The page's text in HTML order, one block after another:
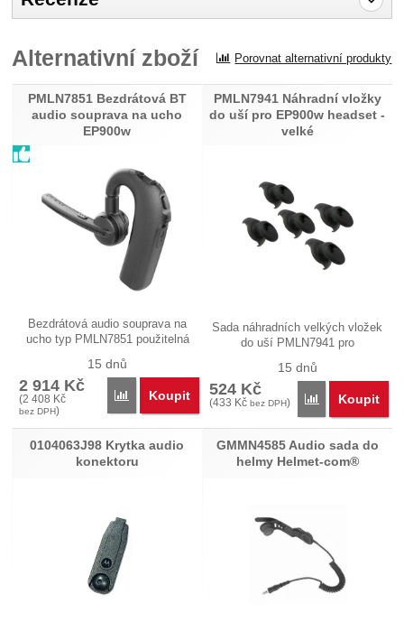
Recenze
Nebyla přidána žádná recenze.
Alternativní zboží Porovnat alternativní produkty
PMLN7851 Bezdrátová BT
audio souprava na ucho
EP900w
Bezdrátová audio souprava na
ucho typ PMLN7851 použitelná
15 dnů
2 914 Kč
(2 408 Kč
bez DPH)
Porovnat
Koupit
PMLN7941 Náhradní vložky
do uší pro EP900w headset -
velké
Sada náhradních velkých vložek
do uší PMLN7941 pro
15 dnů
524 Kč
(433 Kč bez DPH) Porovnat
Koupit
0104063J98 Krytka audio
konektoru
GMMN4585 Audio sada do
helmy Helmet-com®